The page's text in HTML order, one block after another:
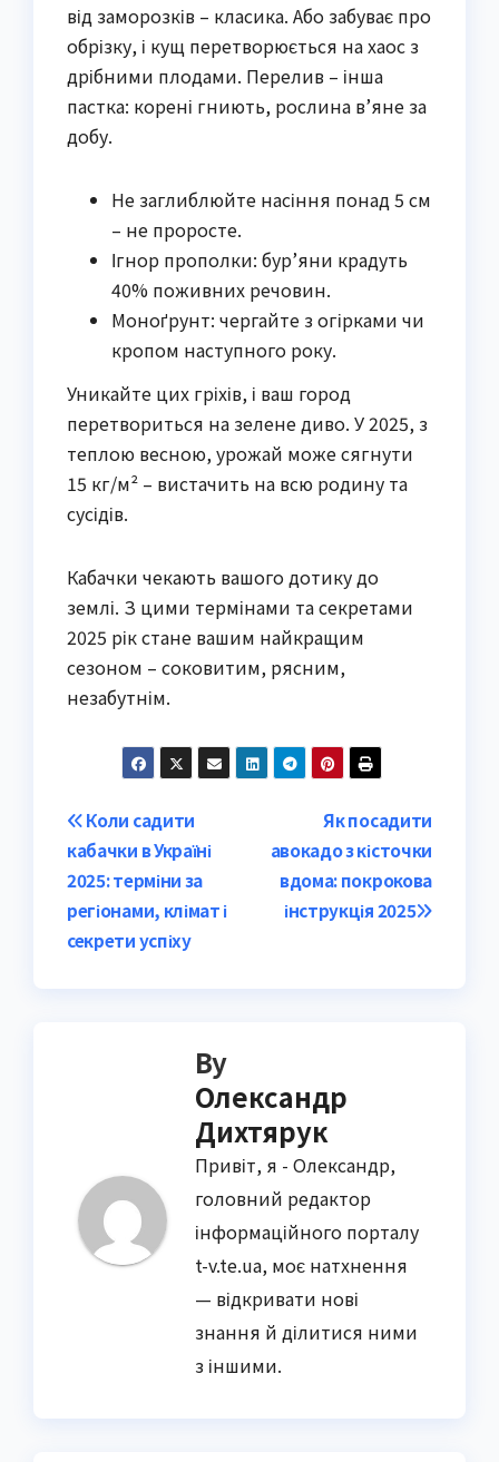
від заморозків – класика. Або забуває про
обрізку, і кущ перетворюється на хаос з
дрібними плодами. Перелив – інша
пастка: корені гниють, рослина в’яне за
добу.
Не заглиблюйте насіння понад 5 см
– не проросте.
Ігнор прополки: бур’яни крадуть
40% поживних речовин.
Моноґрунт: чергайте з огірками чи
кропом наступного року.
Уникайте цих гріхів, і ваш город
перетвориться на зелене диво. У 2025, з
теплою весною, урожай може сягнути
15 кг/м² – вистачить на всю родину та
сусідів.
Кабачки чекають вашого дотику до
землі. З цими термінами та секретами
2025 рік стане вашим найкращим
сезоном – соковитим, рясним,
незабутнім.
Post
navigation
Як посадити
авокадо з кісточки
вдома: покрокова
інструкція 2025
Коли садити
кабачки в Україні
2025: терміни за
регіонами, клімат і
секрети успіху
By
Олександр
Дихтярук
Привіт, я - Олександр,
головний редактор
інформаційного порталу
t-v.te.ua, моє натхнення
— відкривати нові
знання й ділитися ними
з іншими.